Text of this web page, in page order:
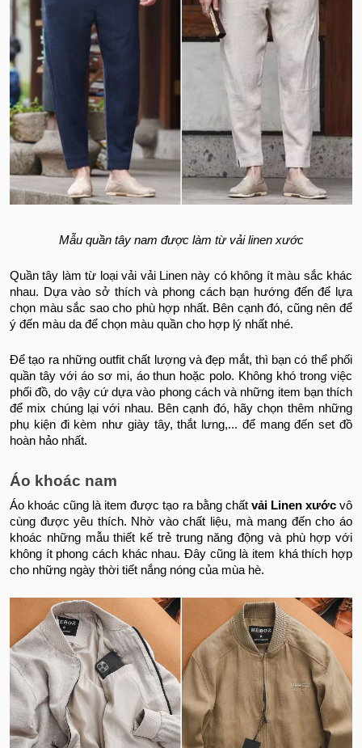
Mẫu quần tây nam được làm từ vải linen xước
Quần tây làm từ loại vải vải Linen này có không ít màu sắc khác
nhau. Dựa vào sở thích và phong cách bạn hướng đến để lựa
chọn màu sắc sao cho phù hợp nhất. Bên cạnh đó, cũng nên để
ý đến màu da để chọn màu quần cho hợp lý nhất nhé.
Để tạo ra những outfit chất lượng và đẹp mắt, thì bạn có thể phối
quần tây với áo sơ mi, áo thun hoặc polo. Không khó trong việc
phối đồ, do vậy cứ dựa vào phong cách và những item bạn thích
để mix chúng lại với nhau. Bên cạnh đó, hãy chọn thêm những
phụ kiện đi kèm như giày tây, thắt lưng,... để mang đến set đồ
hoàn hảo nhất.
Áo khoác nam
Áo khoác cũng là item được tạo ra bằng chất vải Linen xướcvô
cùng được yêu thích. Nhờ vào chất liệu, mà mang đến cho áo
khoác những mẫu thiết kế trẻ trung năng động và phù hợp với
không ít phong cách khác nhau. Đây cũng là item khá thích hợp
cho những ngày thời tiết nắng nóng của mùa hè.